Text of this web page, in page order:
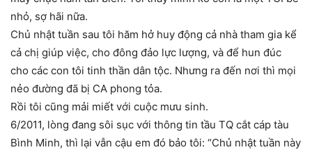
nhỏ, sợ hãi nữa.
Chủ nhật tuần sau tôi hăm hở huy động cả nhà tham gia kể
cả chị giúp việc, cho đông đảo lực lượng, và để hun đúc
cho các con tôi tinh thần dân tộc. Nhưng ra đến nơi thì mọi
nẻo đường đã bị CA phong tỏa.
Rồi tôi cũng mải miết với cuộc mưu sinh.
6/2011, lòng đang sôi sục với thông tin tầu TQ cắt cáp tàu
Bình Minh, thì lại vẫn cậu em đó bảo tôi: “Chủ nhật tuần này